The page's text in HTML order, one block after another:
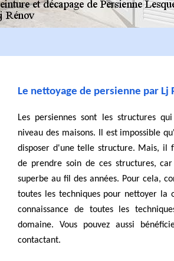
Le nettoyage de persienne par Lj
Les persiennes sont les structures
niveau des maisons. Il est impossible
disposer d'une telle structure. Mais, il
de prendre soin de ces structures,
superbe au fil des années. Pour cela,
toutes les techniques pour nettoyer la
connaissance de toutes les
domaine. Vous pouvez aussi
contactant.